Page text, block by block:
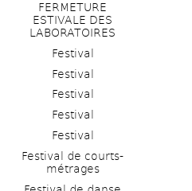
FERMETURE
ESTIVALE DES
LABORATOIRES
Festival
Festival
Festival
Festival
Festival
Festival de courts-
métrages